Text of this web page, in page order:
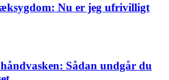
Nu er jeg ufrivilligt
Sådan undgår du